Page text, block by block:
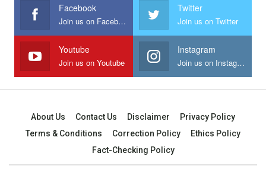
Facebook
Join us on Facebook
Twitter
Join us on Twitter
Youtube
Join us on Youtube
Instagram
Join us on Instagram
About Us Contact Us Disclaimer
Privacy Policy
Terms & Conditions
Correction Policy
Ethics Policy
Fact-Checking Policy